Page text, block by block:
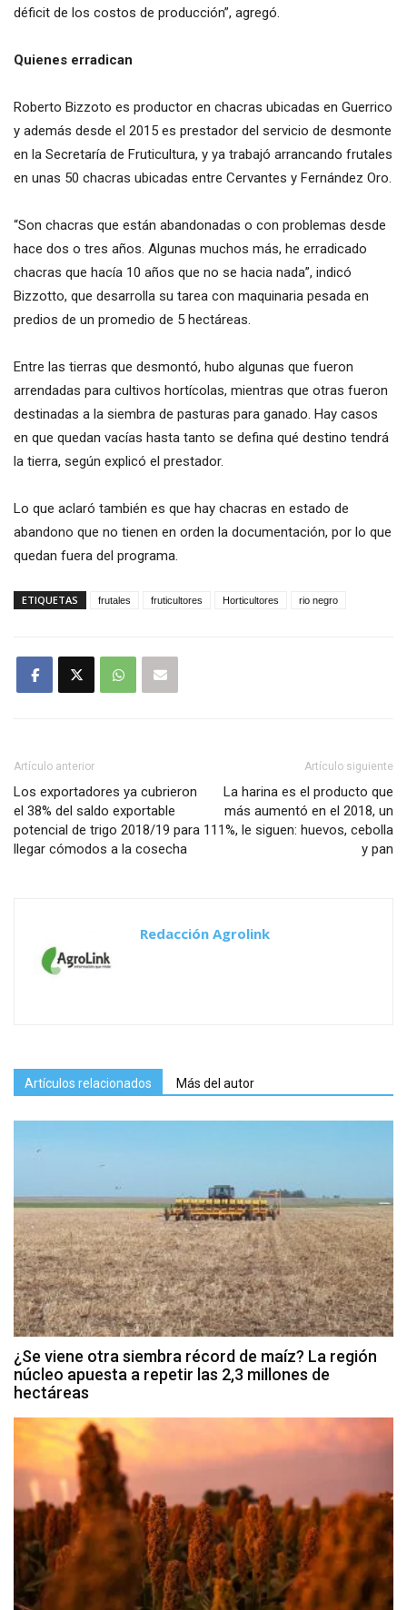
déficit de los costos de producción”, agregó.
Quienes erradican
Roberto Bizzoto es productor en chacras ubicadas en Guerrico
y además desde el 2015 es prestador del servicio de desmonte
en la Secretaría de Fruticultura, y ya trabajó arrancando frutales
en unas 50 chacras ubicadas entre Cervantes y Fernández Oro.
“Son chacras que están abandonadas o con problemas desde
hace dos o tres años. Algunas muchos más, he erradicado
chacras que hacía 10 años que no se hacia nada”, indicó
Bizzotto, que desarrolla su tarea con maquinaria pesada en
predios de un promedio de 5 hectáreas.
Entre las tierras que desmontó, hubo algunas que fueron
arrendadas para cultivos hortícolas, mientras que otras fueron
destinadas a la siembra de pasturas para ganado. Hay casos
en que quedan vacías hasta tanto se defina qué destino tendrá
la tierra, según explicó el prestador.
Lo que aclaró también es que hay chacras en estado de
abandono que no tienen en orden la documentación, por lo que
quedan fuera del programa.
ETIQUETAS frutales fruticultores Horticultores rio negro
Artículo anterior
Los exportadores ya cubrieron
el 38% del saldo exportable
potencial de trigo 2018/19 para
llegar cómodos a la cosecha
Artículo siguiente
La harina es el producto que
más aumentó en el 2018, un
111%, le siguen: huevos, cebolla
y pan
Redacción Agrolink
Artículos relacionados Más del autor
¿Se viene otra siembra récord de maíz? La región
núcleo apuesta a repetir las 2,3 millones de
hectáreas